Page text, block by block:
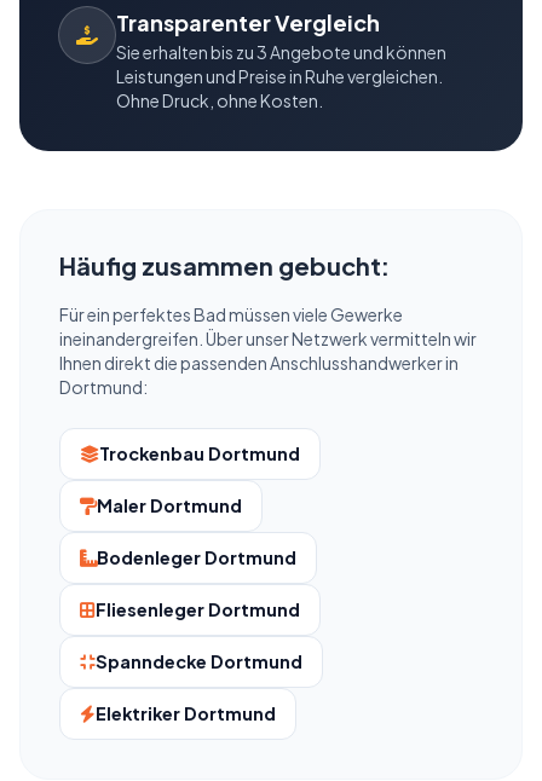
Transparenter Vergleich
Sie erhalten bis zu 3 Angebote und können
Leistungen und Preise in Ruhe vergleichen.
Ohne Druck, ohne Kosten.
Häufig zusammen gebucht:
Für ein perfektes Bad müssen viele Gewerke
ineinandergreifen. Über unser Netzwerk vermitteln wir
Ihnen direkt die passenden Anschlusshandwerker in
Dortmund:
Trockenbau Dortmund
Maler Dortmund
Bodenleger Dortmund
Fliesenleger Dortmund
Spanndecke Dortmund
Elektriker Dortmund